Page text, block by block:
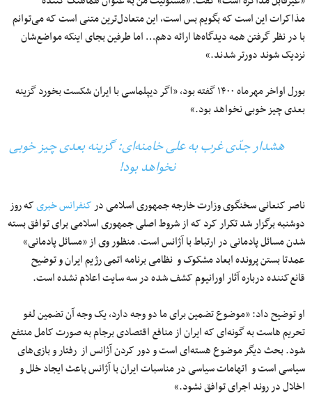
مذاکرات این است که بگویم بس است، این متعادل‌ترین متنی است که می‌توانم
با در نظر گرفتن همه دیدگاه‌ها ارائه دهم… اما طرفین بجای اینکه مواضع‌شان
نزدیک شوند دورتر شدند.»
بورل اواخر مهرماه ۱۴۰۰ گفته بود، «اگر دیپلماسی با ایران شکست بخورد گزینه
بعدی چیز خوبی نخواهد بود.»
هشدار جدّی غرب به علی خامنه‌ای: گزینه بعدی چیز خوبی
نخواهد بود!
ناصر کنعانی سخنگوی وزارت خارجه جمهوری اسلامی درکنفرانس خبریکه روز
دوشنبه برگزار شد تکرار کرد که از شروط اصلی جمهوری اسلامی برای توافق بسته
شدن مسائل پادمانی در ارتباط با آژانس است. منظور وی از «مسائل پادمانی»
عمدتا بستن پرونده ابعاد مشکوک و نظامی برنامه اتمی رژیم ایران و توضیح
قانع‌کننده درباره آثار اورانیوم کشف شده در سه سایت اعلام نشده است.
او توضیح داد: «موضوع تضمین برای ما دو وجه دارد، یک وجه آن تضمین لغو
تحریم هاست به گونه‌ای که ایران از منافع اقتصادی برجام به صورت کامل منتفع
شود. بحث دیگر موضوع هسته‌ای است و دور کردن آژانس از رفتار و بازی‌های
سیاسی است و اتهامات سیاسی در مناسبات ایران با آژانس باعث ایجاد خلل و
اخلال در روند اجرای توافق نشود.»